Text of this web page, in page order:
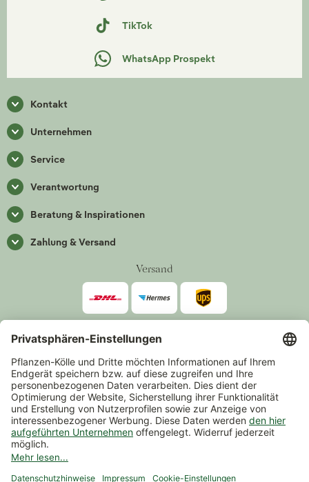
TikTok
WhatsApp Prospekt
Kontakt
Unternehmen
Service
Verantwortung
Beratung & Inspirationen
Zahlung & Versand
Versand
Zahlarten
*Alle Preise inkl. gesetzlicher Mehrwertsteuer zzgl.Versand
Mindestbestellwert 14,90 €, ausgenommen sind Gutscheine und
Events.